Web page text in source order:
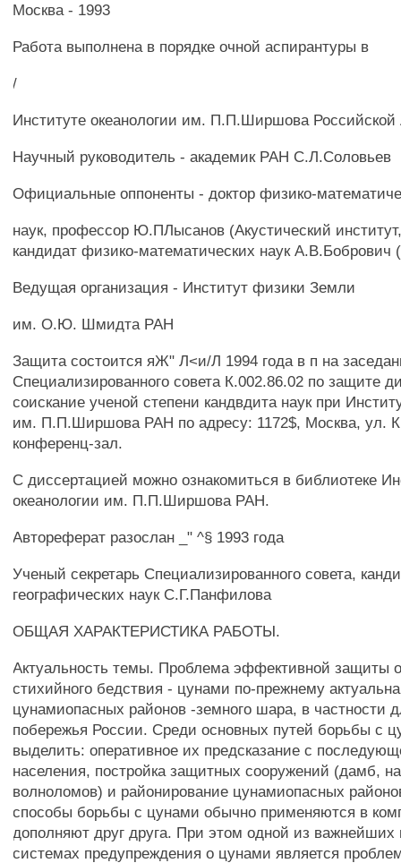
Москва - 1993
Работа выполнена в порядке очной аспирантуры в
/
Институте океанологии им. П.П.Ширшова Российской
Научный руководитель - академик РАН С.Л.Соловьев
Официальные оппоненты - доктор физико-
наук, профессор Ю.ПЛысанов (Акустический
кандидат физико-математических наук
Ведущая организация - Институт физики Земли
им. О.Ю. Шмидта РАН
Защита состоится яЖ" Л<и/Л 1994 года в п на
Специализированного совета К.002.86.02 по защите
соискание ученой степени кандвдита наук при
им. П.П.Ширшова РАН по адресу: 1172$, Москва, ул.
конференц-зал.
С диссертацией можно ознакомиться в библиотеке
океанологии им. П.П.Ширшова РАН.
Автореферат разослан _" ^§ 1993 года
Ученый секретарь Специализированного совета,
географических наук С.Г.Панфилова
ОБЩАЯ ХАРАКТЕРИСТИКА РАБОТЫ.
Актуальность темы. Проблема эффективной защиты
стихийного бедствия - цунами по-прежнему
цунамиопасных районов -земного шара, в частности
побережья России. Среди основных путей борьбы с
выделить: оперативное их предсказание с
населения, постройка защитных сооружений (дамб,
волноломов) и районирование цунамиопасных
способы борьбы с цунами обычно применяются в
дополняют друг друга. При этом одной из важнейших
системах предупреждения о цунами является